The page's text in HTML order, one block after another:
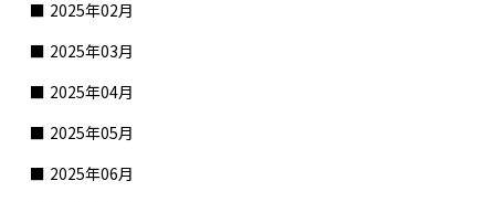
2025年02月
2025年03月
2025年04月
2025年05月
2025年06月